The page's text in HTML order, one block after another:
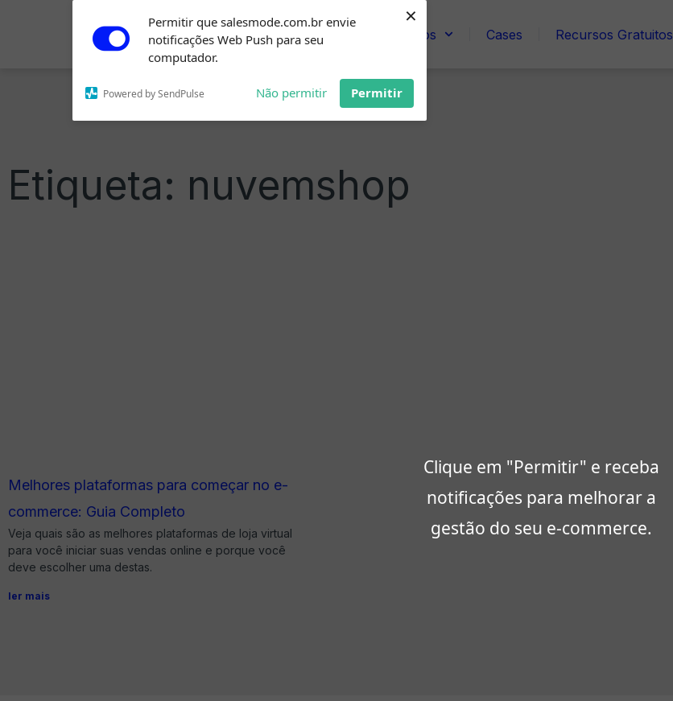
Permitir que salesmode.com.br envie
notificações Web Push para seu
computador.
Powered by SendPulse Não permitir Permitir
×
Clique em "Permitir" e receba
notificações para melhorar a
gestão do seu e-commerce.
notifications!
To enable permission prompts, click
on the notification icon
Home Serviços Cases Recursos Gratuitos
Etiqueta: nuvemshop
Melhores plataformas para começar no e-
commerce: Guia Completo
Veja quais são as melhores plataformas de loja virtual
para você iniciar suas vendas online e porque você
deve escolher uma destas.
ler mais